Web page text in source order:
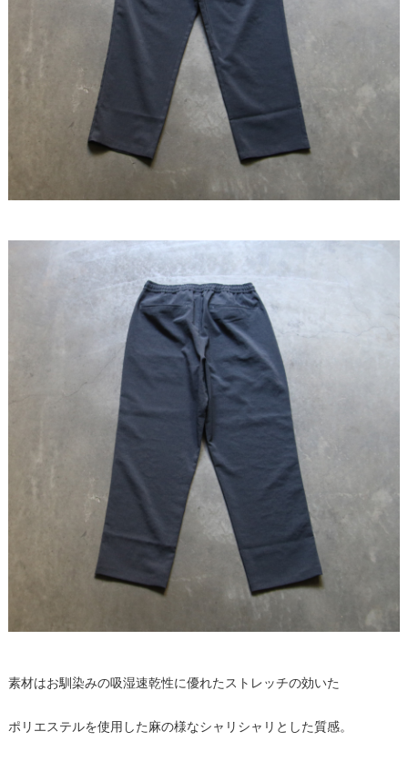
素材はお馴染みの吸湿速乾性に優れたストレッチの効いた
ポリエステルを使用した麻の様なシャリシャリとした質感。